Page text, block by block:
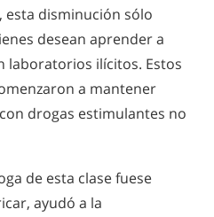
esta disminución sólo
desean aprender a
laboratorios ilícitos. Estos
a mantener
drogas estimulantes no
de esta clase fuese
ayudó a la